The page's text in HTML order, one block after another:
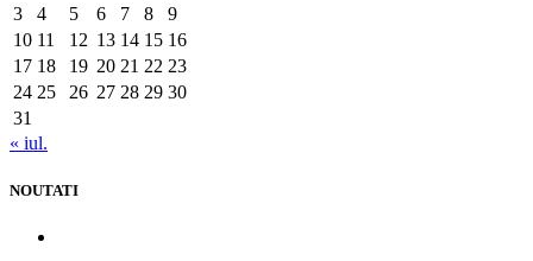
3
4 5 6 7 8
9
10 11 12 13 14 15 16
17 18 19 20 21 22 23
24 25 26 27 28 29 30
31
« iul.
NOUTATI